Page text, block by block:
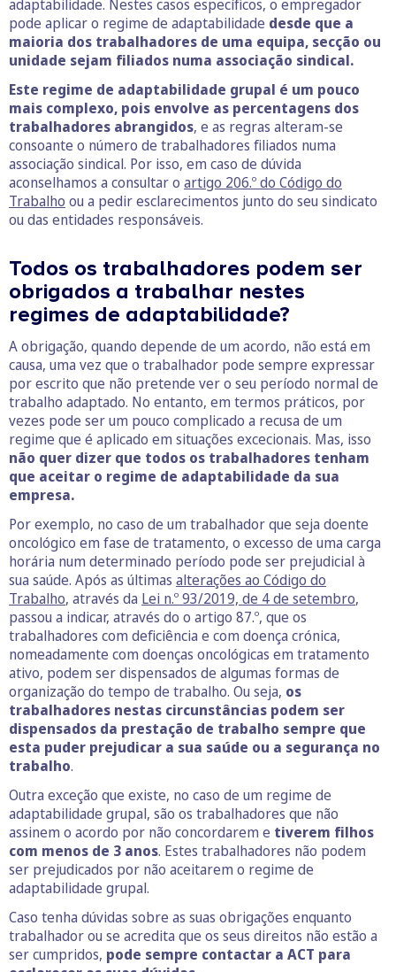
adaptabilidade. Nestes casos específicos, o empregador
pode aplicar o regime de adaptabilidade desde que a
maioria dos trabalhadores de uma equipa, secção ou
unidade sejam filiados numa associação sindical.
Este regime de adaptabilidade grupal é um pouco
mais complexo, pois envolve as percentagens dos
trabalhadores abrangidos, e as regras alteram-se
consoante o número de trabalhadores filiados numa
associação sindical. Por isso, em caso de dúvida
aconselhamos a consultar o artigo 206.º do Código do
Trabalho ou a pedir esclarecimentos junto do seu sindicato
ou das entidades responsáveis.
Todos os trabalhadores podem ser
obrigados a trabalhar nestes
regimes de adaptabilidade?
A obrigação, quando depende de um acordo, não está em
causa, uma vez que o trabalhador pode sempre expressar
por escrito que não pretende ver o seu período normal de
trabalho adaptado. No entanto, em termos práticos, por
vezes pode ser um pouco complicado a recusa de um
regime que é aplicado em situações excecionais. Mas, isso
não quer dizer que todos os trabalhadores tenham
que aceitar o regime de adaptabilidade da sua
empresa.
Por exemplo, no caso de um trabalhador que seja doente
oncológico em fase de tratamento, o excesso de uma carga
horária num determinado período pode ser prejudicial à
sua saúde. Após as últimas alterações ao Código do
Trabalho, através da Lei n.º 93/2019, de 4 de setembro,
passou a indicar, através do o artigo 87.º, que os
trabalhadores com deficiência e com doença crónica,
nomeadamente com doenças oncológicas em tratamento
ativo, podem ser dispensados de algumas formas de
organização do tempo de trabalho. Ou seja, os
trabalhadores nestas circunstâncias podem ser
dispensados da prestação de trabalho sempre que
esta puder prejudicar a sua saúde ou a segurança no
trabalho.
Outra exceção que existe, no caso de um regime de
adaptabilidade grupal, são os trabalhadores que não
assinem o acordo por não concordarem e tiverem filhos
com menos de 3 anos. Estes trabalhadores não podem
ser prejudicados por não aceitarem o regime de
adaptabilidade grupal.
Caso tenha dúvidas sobre as suas obrigações enquanto
trabalhador ou se acredita que os seus direitos não estão a
ser cumpridos, pode sempre contactar a ACT para